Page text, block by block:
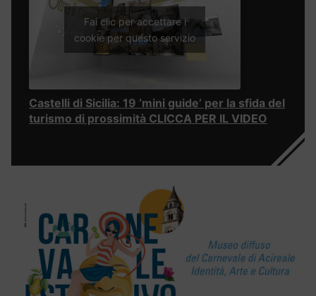
Fai clic per accettare i
cookie per questo servizio
Castelli di Sicilia: 19 ‘mini guide’ per la sfida del
turismo di prossimità CLICCA PER IL VIDEO